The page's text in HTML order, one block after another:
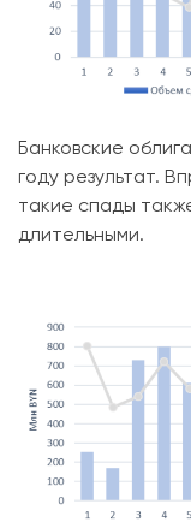
Банковские
году результат.
такие спады
длительными.